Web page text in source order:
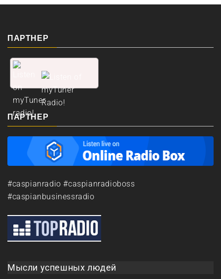
ПАРТНЕР
ПАРТНЕР
#caspianradio #caspianradioboss
#caspianbusinessradio
Мысли успешных людей